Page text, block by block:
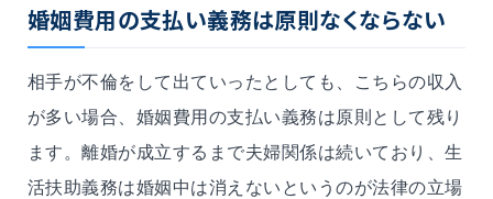
婚姻費用の支払い義務は原則なくならない
相手が不倫をして出ていったとしても、こちらの収入
が多い場合、婚姻費用の支払い義務は原則として残り
ます。離婚が成立するまで夫婦関係は続いており、生
活扶助義務は婚姻中は消えないというのが法律の立場